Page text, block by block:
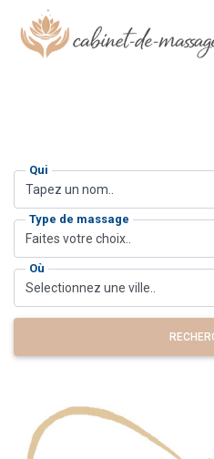
Qui
Type de massage
Faites votre choix..
Où
Selectionnez une ville..